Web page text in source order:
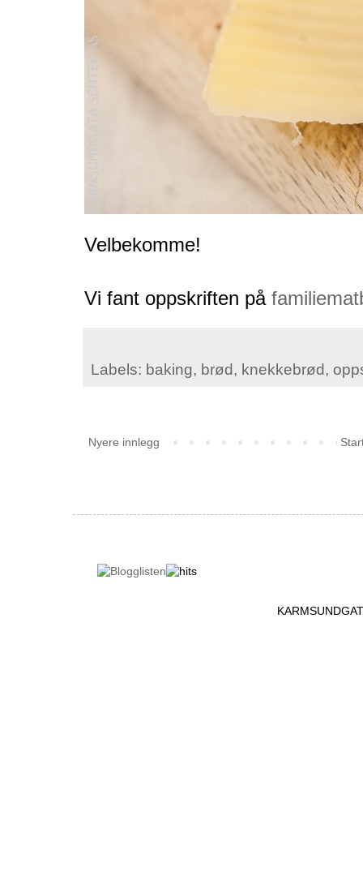
Velbekomme!
Vi fant oppskriften på
Labels: baking, brød, knekkebrød,
Nyere innlegg